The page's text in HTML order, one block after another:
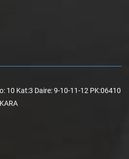
10 Kat:3 Daire: 9-10-11-12 PK:06410